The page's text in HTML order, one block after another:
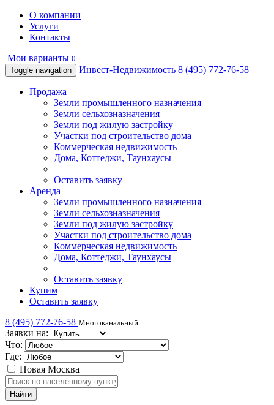
О компании
Услуги
Контакты
Мои варианты 0
Toggle navigation
Инвест-Недвижимость 8 (495) 772-76-58
Продажа
Земли промышленного назначения
Земли сельхозназначения
Земли под жилую застройку
Участки под строительство дома
Коммерческая недвижимость
Дома, Коттеджи, Таунхаусы
Оставить заявку
Аренда
Земли промышленного назначения
Земли сельхозназначения
Земли под жилую застройку
Участки под строительство дома
Коммерческая недвижимость
Дома, Коттеджи, Таунхаусы
Оставить заявку
Купим
Оставить заявку
8 (495) 772-76-58 Многоканальный
Заявки на:
Что:
Где:
Новая Москва